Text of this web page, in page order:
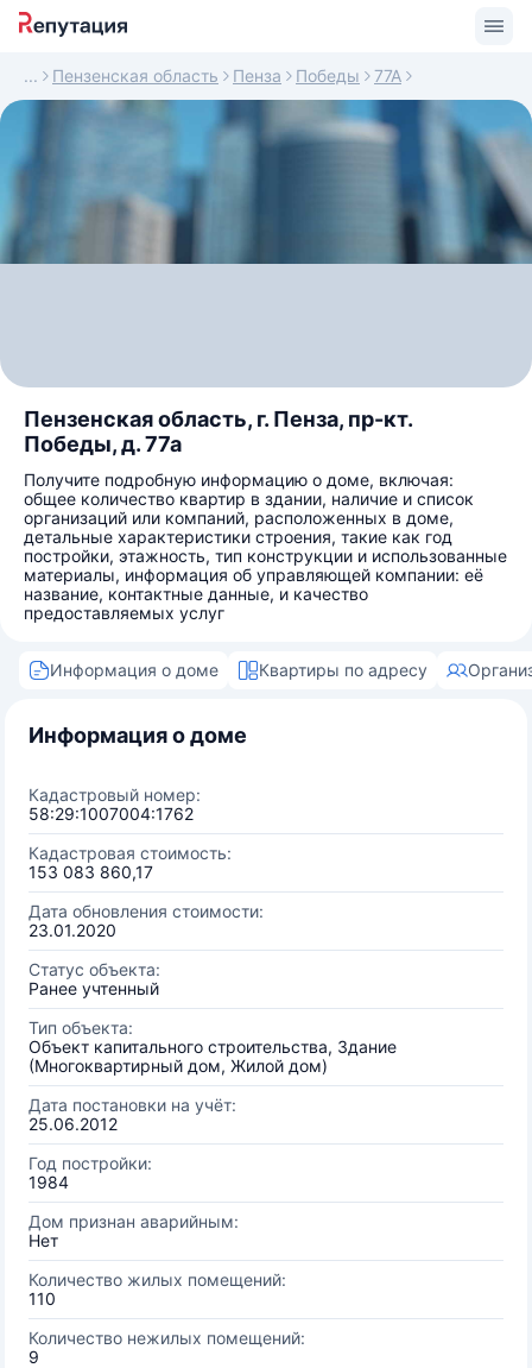
Пензенская область Пенза Победы 77А
Пензенская область, г. Пенза, пр-кт.
Победы, д. 77а
Получите подробную информацию о доме, включая:
общее количество квартир в здании, наличие и список
организаций или компаний, расположенных в доме,
детальные характеристики строения, такие как год
постройки, этажность, тип конструкции и использованные
материалы, информация об управляющей компании: её
название, контактные данные, и качество
предоставляемых услуг
Информация о доме Квартиры по адресу
Информация о доме
Кадастровый номер:
58:29:1007004:1762
Кадастровая стоимость:
153 083 860,17
Дата обновления стоимости:
23.01.2020
Статус объекта:
Ранее учтенный
Тип объекта:
Объект капитального строительства, Здание
(Многоквартирный дом, Жилой дом)
Дата постановки на учёт:
25.06.2012
Год постройки:
1984
Дом признан аварийным:
Нет
Количество жилых помещений:
110
Количество нежилых помещений:
9